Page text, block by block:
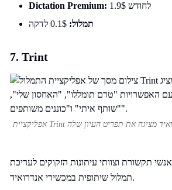
Dictation Premium:
1.9$ לחודש
תמלול:
7. Trint
אנשי תקשורת וצוותי עיתונות הזקוקים לעריכת
תמלול שיתופית במכשירי אנדרואיד.